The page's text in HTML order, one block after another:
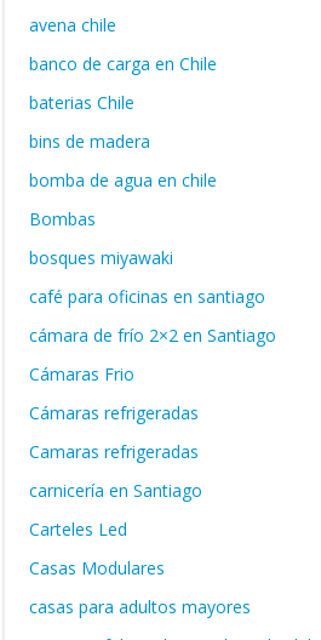
avena chile
banco de carga en Chile
baterias Chile
bins de madera
bomba de agua en chile
Bombas
bosques miyawaki
café para oficinas en santiago
cámara de frío 2×2 en Santiago
Cámaras Frio
Cámaras refrigeradas
Camaras refrigeradas
carnicería en Santiago
Carteles Led
Casas Modulares
casas para adultos mayores